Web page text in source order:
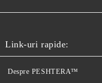
Link-uri rapide:
Despre PESHTERA™